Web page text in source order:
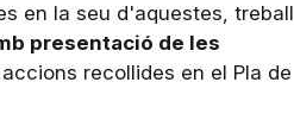
en la seu d'aquestes, treball
presentació de les
recollides en el Pla de